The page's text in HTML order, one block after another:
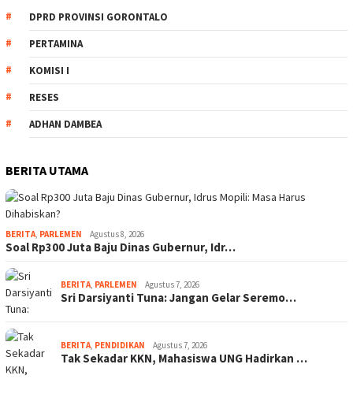
DPRD PROVINSI GORONTALO
PERTAMINA
KOMISI I
RESES
ADHAN DAMBEA
BERITA UTAMA
BERITA PARLEMEN Agustus 8, 2026
Soal Rp300 Juta Baju Dinas Gubernur, Idr…
BERITA PARLEMEN Agustus 7, 2026
Sri Darsiyanti Tuna: Jangan Gelar Seremo…
BERITA PENDIDIKAN Agustus 7, 2026
Tak Sekadar KKN, Mahasiswa UNG Hadirkan …